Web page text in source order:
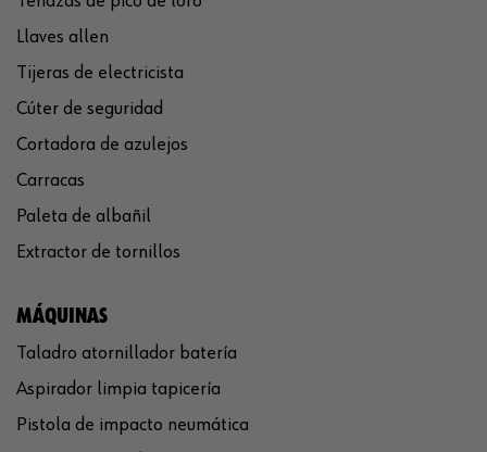
Llaves allen
Tijeras de electricista
Cúter de seguridad
Cortadora de azulejos
Carracas
Paleta de albañil
Extractor de tornillos
MÁQUINAS
Taladro atornillador batería
Aspirador limpia tapicería
Pistola de impacto neumática